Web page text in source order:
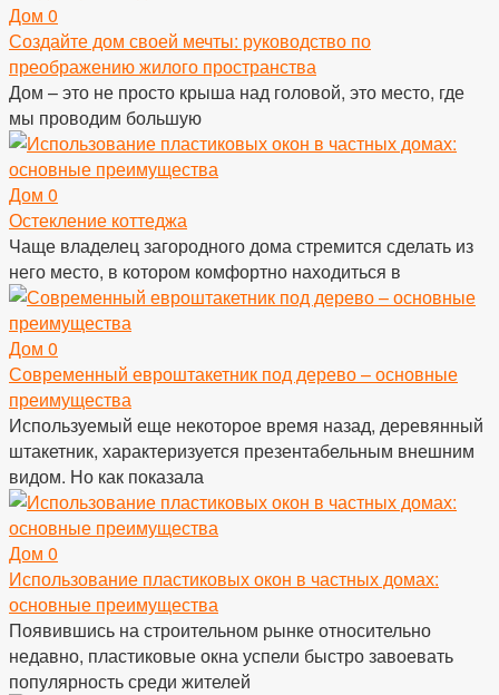
Дом 0
Создайте дом своей мечты: руководство по
преображению жилого пространства
Дом – это не просто крыша над головой, это место, где
мы проводим большую
Дом 0
Остекление коттеджа
Чаще владелец загородного дома стремится сделать из
него место, в котором комфортно находиться в
Дом 0
Современный евроштакетник под дерево – основные
преимущества
Используемый еще некоторое время назад, деревянный
штакетник, характеризуется презентабельным внешним
видом. Но как показала
Дом 0
Использование пластиковых окон в частных домах:
основные преимущества
Появившись на строительном рынке относительно
недавно, пластиковые окна успели быстро завоевать
популярность среди жителей